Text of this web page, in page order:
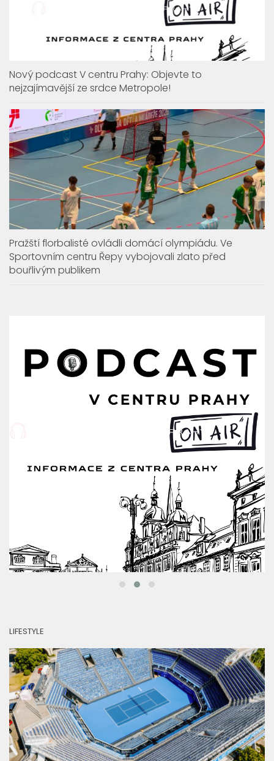
Nový podcast V centru Prahy: Objevte to
nejzajímavější ze srdce Metropole!
Pražští florbalisté ovládli domácí olympiádu. Ve
Sportovním centru Řepy vybojovali zlato před
bouřlivým publikem
LIFESTYLE